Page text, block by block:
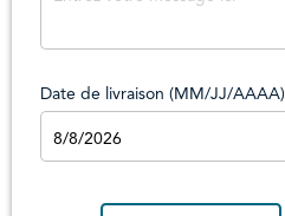
Date de livraison (MM/JJ/AAAA)